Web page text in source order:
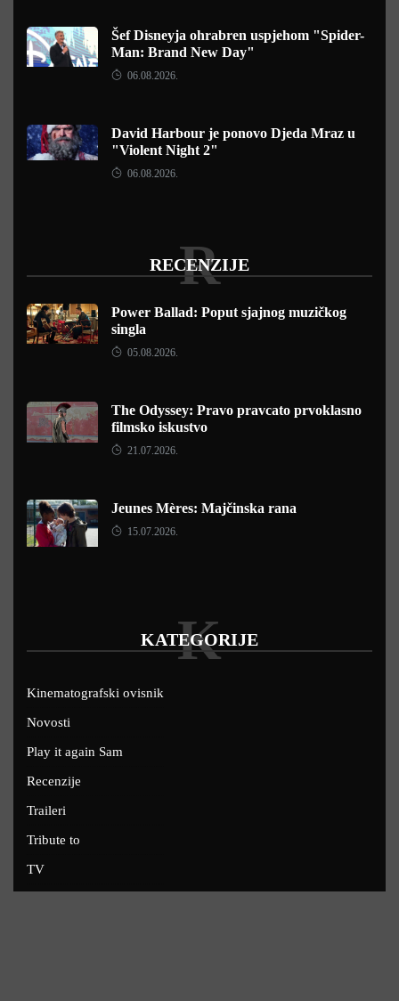
Šef Disneyja ohrabren uspjehom "Spider-
Man: Brand New Day"
06.08.2026.
David Harbour je ponovo Djeda Mraz u
"Violent Night 2"
06.08.2026.
RECENZIJE
R
Power Ballad: Poput sjajnog muzičkog
singla
05.08.2026.
The Odyssey: Pravo pravcato prvoklasno
filmsko iskustvo
21.07.2026.
Jeunes Mères: Majčinska rana
15.07.2026.
KATEGORIJE
K
Kinematografski ovisnik
Novosti
Play it again Sam
Recenzije
Traileri
Tribute to
TV